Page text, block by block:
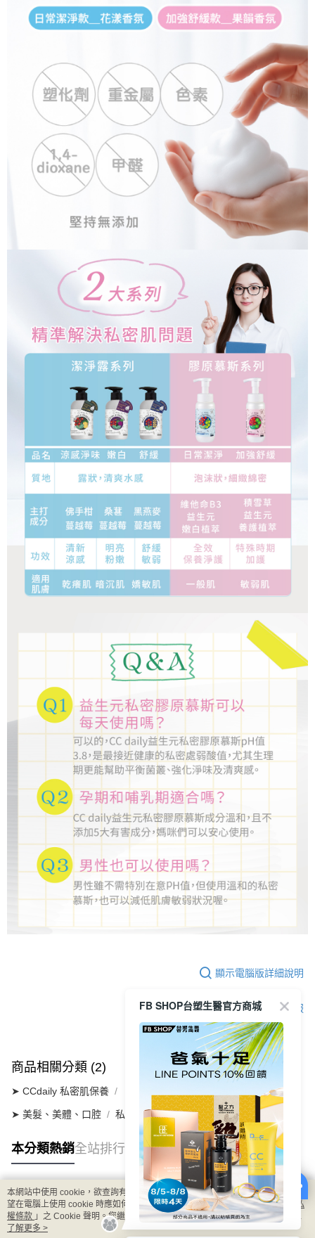
顯示電腦版詳細說明
客服
商品相關分類 (2)
➤ CCdaily 私密肌保養
➤ 美髮、美體、口腔 私密肌清潔/保養
本分類熱銷全站排行
熱門標籤
本網站中使用 cookie，欲查詢有關本網站使用 cookie 方式之詳情，及若您不希
望在電腦上使用 cookie 時應如何變更電腦的 cookie 設定，請參閱本網站「
隱私
權條款 」之 Cookie 聲明。您繼續使用本網站即表示您同意本公司得按本網站使
用條款之 Cookie 聲明使用 cookie。
了解更多 >
FB SHOP台塑生醫官方商城
8/5-8/8 LINE POINT回饋10%